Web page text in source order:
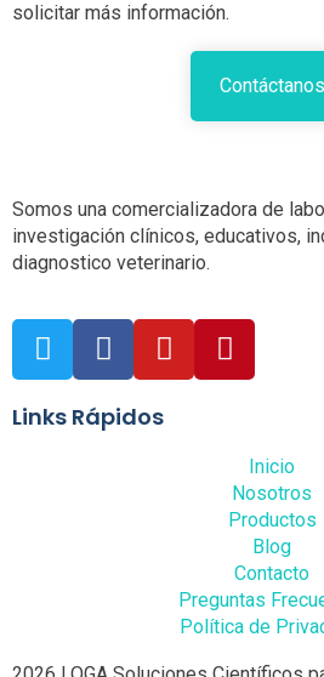
solicitar más información.
Contáctanos
Somos una comercializadora de
investigación clínicos, educativos,
diagnostico veterinario.
Links Rápidos
Inicio
Nosotros
Productos
Blog
Contacto
Preguntas
Política de